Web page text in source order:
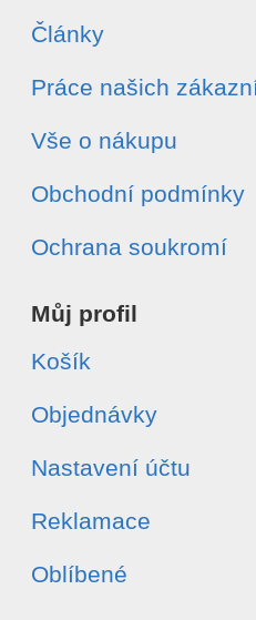
Články
Práce našich
Vše o nákupu
Obchodní podmínky
Ochrana soukromí
Můj profil
Košík
Objednávky
Nastavení účtu
Reklamace
Oblíbené